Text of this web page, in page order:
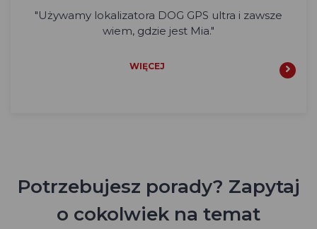
"Używamy lokalizatora DOG GPS ultra i zawsze
wiem, gdzie jest Mia."
WIĘCEJ
Potrzebujesz porady? Zapytaj
o cokolwiek na temat